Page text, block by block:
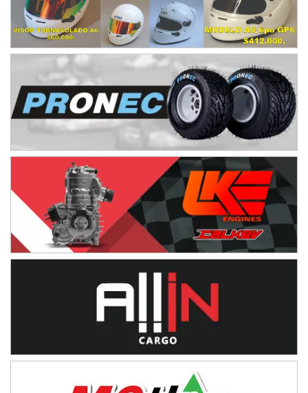
PATAGONICO - F6
Moto Club Reginense (Tierra)
Gral. E. Godoy (Río Negro)
CSK - F7
Juventud Unida (Tierra)
Humboldt (Santa Fe)
NORESTE SANTAFESINO - F6
Avellaneda (Santa Fe)
SUR SANTAFESINO - F4
José Samuel Sánchez (Tierra)
Rufino (Santa Fe)
TUCUMANO - F5
Juan Navarro (Asfalto)
El Timbó (Tucumán)